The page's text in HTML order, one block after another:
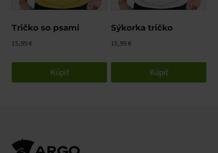
Tričko so psami
15,99€
Kúpiť
Sýkorka tričko
15,99€
Kúpiť